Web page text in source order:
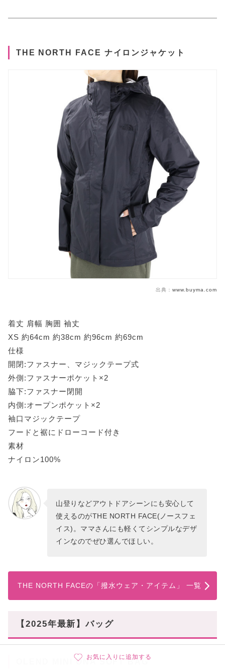
THE NORTH FACE ナイロンジャケット
出典： www.buyma.com
着丈 肩幅 胸囲 袖丈
XS 約64cm 約38cm 約96cm 約69cm
仕様
開閉:ファスナー、マジックテープ式
外側:ファスナーポケット×2
脇下:ファスナー閉開
内側:オープンポケット×2
袖口マジックテープ
フードと裾にドローコード付き
素材
ナイロン100%
山登りなどアウトドアシーンにも安心して
使えるのがTHE NORTH FACE(ノースフェ
イス)。ママさんにも軽くてシンプルなデザ
インなのでぜひ選んでほしい。
THE NORTH FACEの「撥水ウェア・アイテム」 一覧
【2025年最新】バッグ
OLEND MINI ONA SOFT BAG
お気に入りに追加する